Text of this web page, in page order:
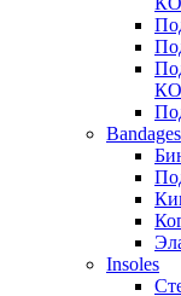
Bandages
Insoles